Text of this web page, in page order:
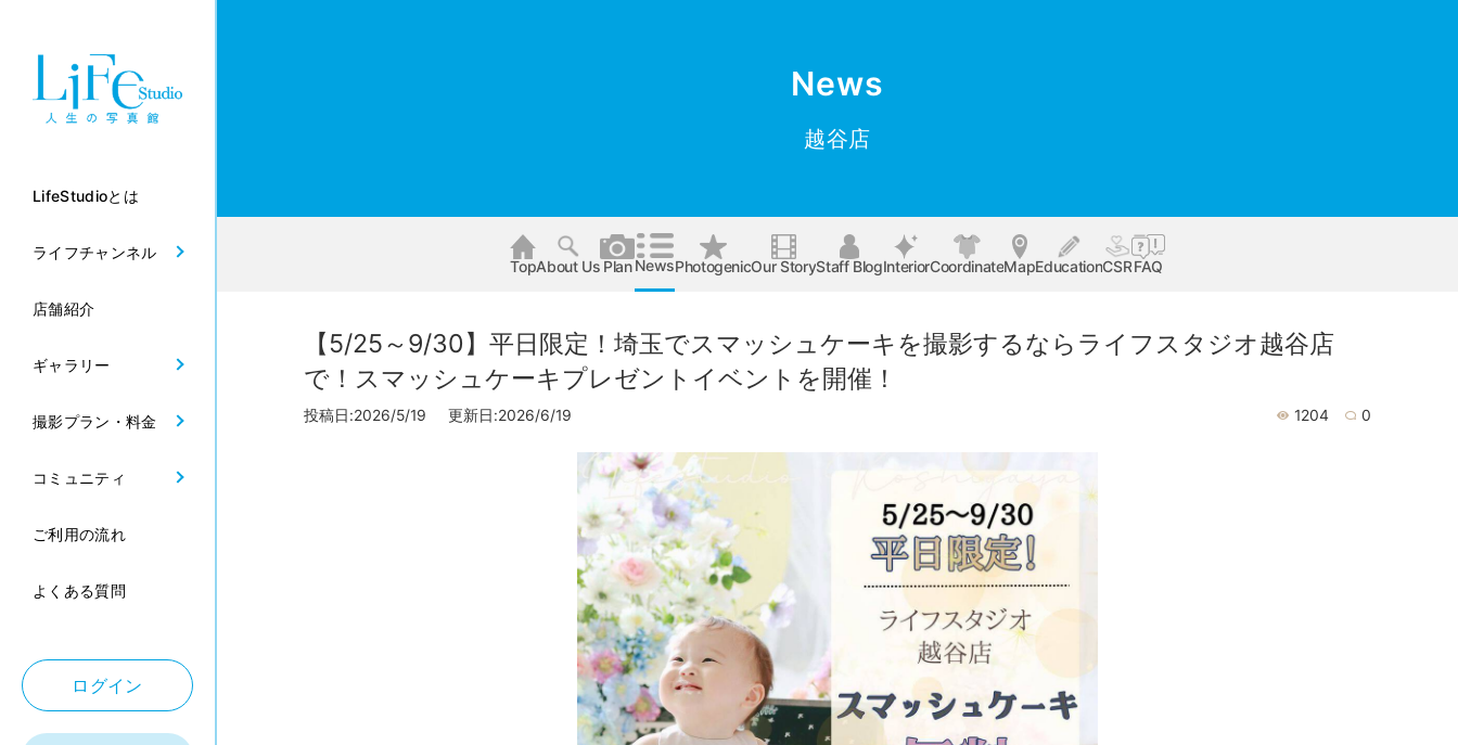
LifeStudioとは
ライフチャンネル
店舗紹介
ギャラリー
撮影プラン・料金
コミュニティ
ご利用の流れ
よくある質問
ログイン
News
越谷店
TopAbout Us PlanNewsPhotogenicOur StoryStaff BlogInteriorCoordinateMapEducationCSRFAQ
【5/25～9/30】平日限定！埼玉でスマッシュケーキを撮影するならライフスタジオ越谷店
で！スマッシュケーキプレゼントイベントを開催！
投稿日:2026/5/19 更新日:2026/6/19 1204 0